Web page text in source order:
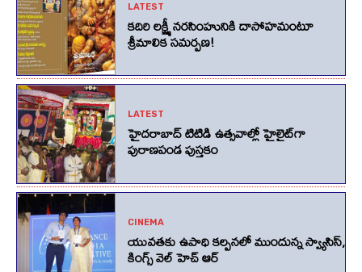
LATEST
కదిరి లక్ష్మీ నరసింహునికి దాసోహమంటూ
శ్రీమాలిక సమర్పణ!
LATEST
హైదరాబాద్ టిటిడి ఉత్సవాల్లో హైలైట్‌గా
పురాణపండ పుస్తకం
CINEMA
యువతకు ఉపాధి కల్పనలో ముందున్న స్వ్యాసిస్,
కింగ్స్‌ వెల్‌ హెచ్‌ ఆర్‌